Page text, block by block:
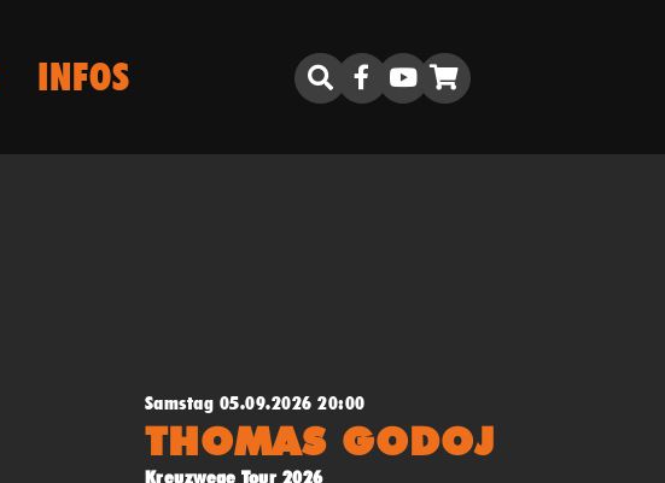
INFOS
Samstag 05.09.2026 20:00
THOMAS GODOJ
Kreuzwege Tour 2026